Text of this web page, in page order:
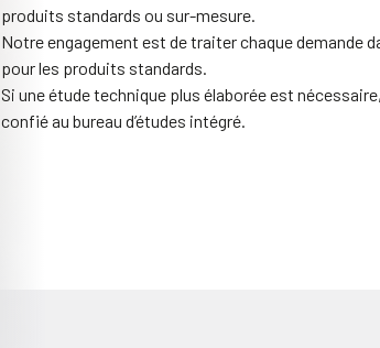
produits standards ou sur-mesure.
Notre engagement est de traiter chaque demande
pour les produits standards.
Si une étude technique plus élaborée est
confié au bureau d’études intégré.